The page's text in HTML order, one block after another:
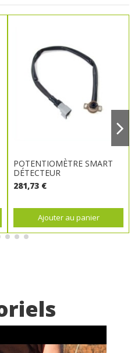
POTENTIOMÈTRE SMART
DÉTECTEUR
281,73 €
Ajouter au panier